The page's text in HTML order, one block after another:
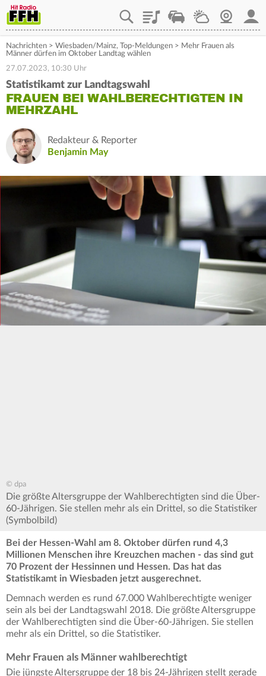
PlaylistStaupilotWetterWebcam
Nachrichten > Wiesbaden/Mainz, Top-Meldungen > Mehr Frauen als
Männer dürfen im Oktober Landtag wählen
27.07.2023, 10:30 Uhr
Statistikamt zur Landtagswahl
FRAUEN BEI WAHLBERECHTIGTEN IN
MEHRZAHL
Redakteur & Reporter
Benjamin May
© dpa
Die größte Altersgruppe der Wahlberechtigten sind die Über-
60-Jährigen. Sie stellen mehr als ein Drittel, so die Statistiker
(Symbolbild)
Bei der Hessen-Wahl am 8. Oktober dürfen rund 4,3
Millionen Menschen ihre Kreuzchen machen - das sind gut
70 Prozent der Hessinnen und Hessen. Das hat das
Statistikamt in Wiesbaden jetzt ausgerechnet.
Demnach werden es rund 67.000 Wahlberechtigte weniger
sein als bei der Landtagswahl 2018. Die größte Altersgruppe
der Wahlberechtigten sind die Über-60-Jährigen. Sie stellen
mehr als ein Drittel, so die Statistiker.
Mehr Frauen als Männer wahlberechtigt
Die jüngste Altersgruppe der 18 bis 24-Jährigen stellt gerade